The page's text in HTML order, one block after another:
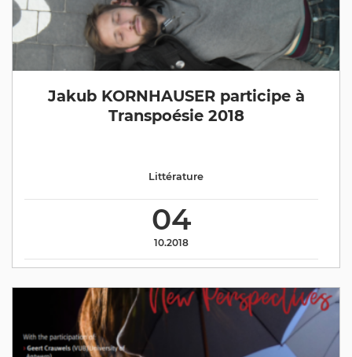
Jakub KORNHAUSER participe à
Transpoésie 2018
04
10.2018
Littérature